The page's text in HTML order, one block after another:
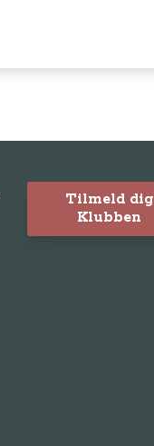
Tilmeld dig
Klubben